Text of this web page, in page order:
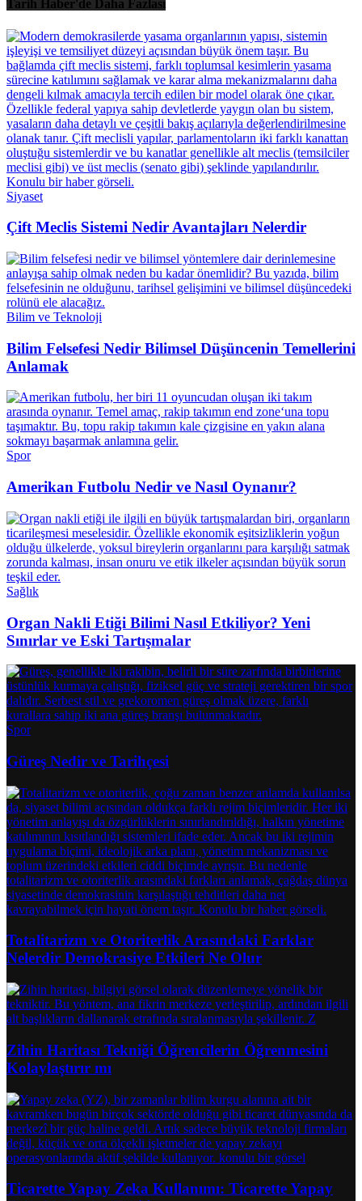
Tarih Haber'de Daha Fazlası
Siyaset
Çift Meclis Sistemi Nedir Avantajları Nelerdir
Bilim ve Teknoloji
Bilim Felsefesi Nedir Bilimsel Düşüncenin Temellerini
Anlamak
Spor
Amerikan Futbolu Nedir ve Nasıl Oynanır?
Sağlık
Organ Nakli Etiği Bilimi Nasıl Etkiliyor? Yeni
Sınırlar ve Eski Tartışmalar
Spor
Güreş Nedir ve Tarihçesi
Totalitarizm ve Otoriterlik Arasındaki Farklar
Nelerdir Demokrasiye Etkileri Ne Olur
Zihin Haritası Tekniği Öğrencilerin Öğrenmesini
Kolaylaştırır mı
Ticarette Yapay Zeka Kullanımı: Ticarette Yapay